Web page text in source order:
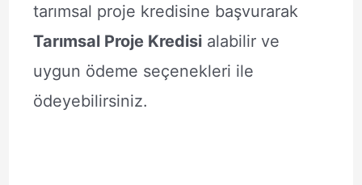
tarımsal proje kredisine başvurarak
Tarımsal Proje Kredisialabilir ve
uygun ödeme seçenekleri ile
ödeyebilirsiniz.